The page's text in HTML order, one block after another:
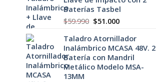
Baterías Tasbel
$59.990 El
original
era:
$59.990.
$51.000El
actual
es:
$51.000.
Taladro Atornillador
Inalámbrico MCASA 48V. 2
Batería con Mandril
Metálico Modelo MSA-
13MM
$ 4.990